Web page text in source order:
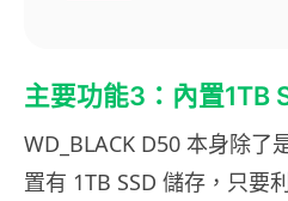
主要功能3：內置1TB
WD_BLACK D50 本身除了
置有 1TB SSD 儲存，只要